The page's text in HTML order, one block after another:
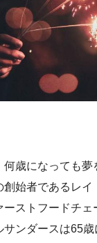
歳になっても夢
創始者であるレ
ストフードチェ
サンダースは65